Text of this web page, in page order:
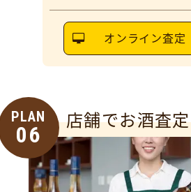
オンライン査定
PLAN
06
店舗でお酒査定